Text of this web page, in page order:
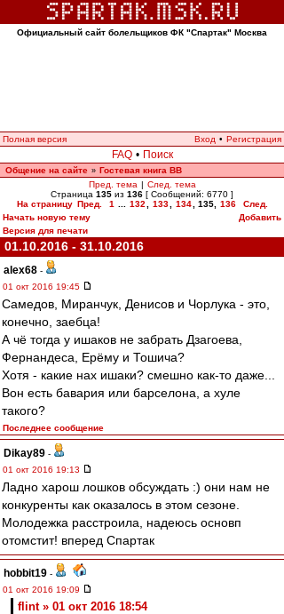
Официальный сайт болельщиков ФК "Спартак" Москва
Полная версия Вход • Регистрация
FAQ • Поиск
Общение на сайте » Гостевая книга ВВ
Пред. тема | След. тема
Страница 135 из 136 [ Сообщений: 6770 ]
На страницу Пред. 1 132 133 134 135, 136
След.
Начать новую тему
Добавить
Версия для печати
01.10.2016 - 31.10.2016
alex68 -
01 окт 2016 19:45
Самедов, Миранчук, Денисов и Чорлука - это,
конечно, заебца!
А чё тогда у ишаков не забрать Дзагоева,
Фернандеса, Ерёму и Тошича?
Хотя - какие нах ишаки? смешно как-то даже...
Вон есть бавария или барселона, а хуле
такого?
Последнее сообщение
Dikay89 -
01 окт 2016 19:13
Ладно харош лошков обсуждать :) они нам не
конкуренты как оказалось в этом сезоне.
Молодежка расстроила, надеюсь основп
отомстит! вперед Спартак
hobbit19 -
01 окт 2016 19:09
flint » 01 окт 2016 18:54